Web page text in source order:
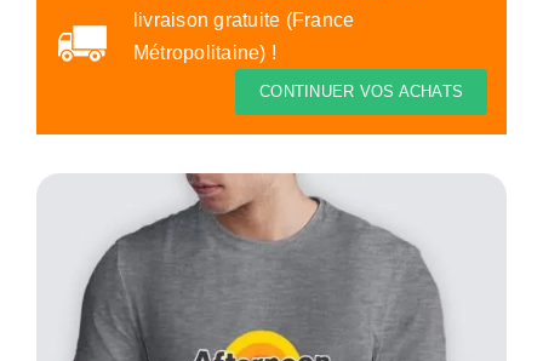
Tote Bags
Mon compte
Panier
livraison gratuite (France
Métropolitaine) !
CONTINUER VOS ACHATS